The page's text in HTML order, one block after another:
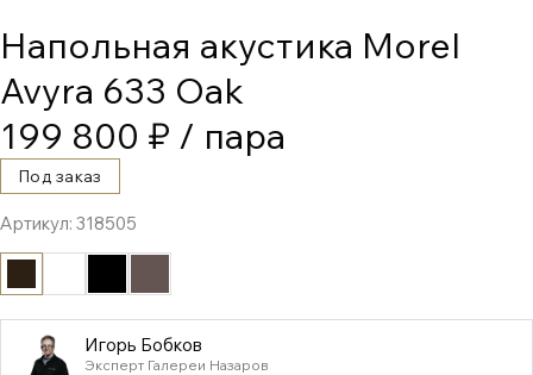
Напольная акустика Morel
Avyra 633 Oak
199 800 ₽ / пара
Под заказ
Артикул: 318505
Игорь Бобков
Эксперт Галереи Назаров